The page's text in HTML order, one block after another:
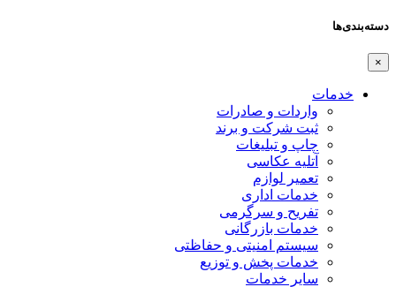
دسته‌بندی‌ها
×
خدمات
واردات و صادرات
ثبت شرکت و برند
چاپ و تبلیغات
آتلیه عکاسی
تعمیر لوازم
خدمات اداری
تفریح و سرگرمی
خدمات بازرگانی
سیستم امنیتی و حفاظتی
خدمات پخش و توزیع
سایر خدمات